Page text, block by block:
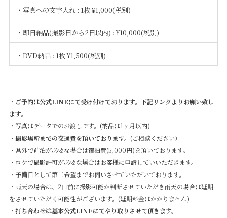
・写真への文字入れ : 1枚 ¥1,000(税別)
・即日納品(撮影日から2日以内) : ¥10,000(税別)
・DVD納品 : 1枚 ¥1,500(税別)
・ ご予約は公式LINEにて受け付けております。下記リンクよりお願い致し
ます。
・写真はデータでのお渡しです。(納品は1ヶ月以内)
・ 撮影場所までの交通費を頂いております。 (ご相談ください）
・県外で前泊が必要な場合は宿泊費(5,000円)を頂いております。
・ロケで撮影許可が必要な場合はお客様に申請していいただきます。
・予備日として第二希望までお伺いさせていただいております。
・雨天の場合は、2日前に撮影可能か判断させていただき雨天の場合は延期
をさせていただく可能性がございます。(延期料金はかかりません)
・ 打ち合わせは基本公式LINEにてやり取りさせて頂きます。